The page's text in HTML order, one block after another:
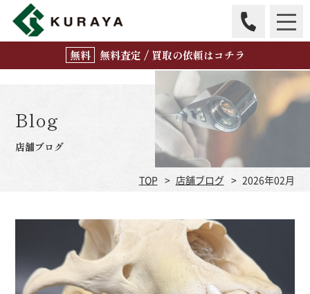
無料査定 / 買取の依頼はコチラ
Blog
店舗ブログ
TOP 店舗ブログ 2026年02月